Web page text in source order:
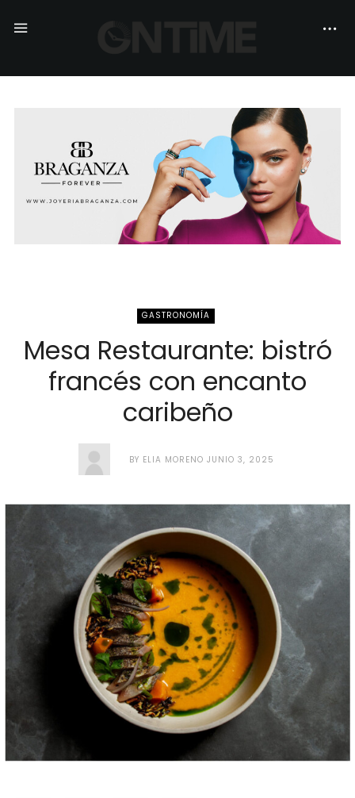
GASTRONOMÍA
Mesa Restaurante: bistró
francés con encanto
caribeño
BY ELIA MORENO JUNIO 3, 2025